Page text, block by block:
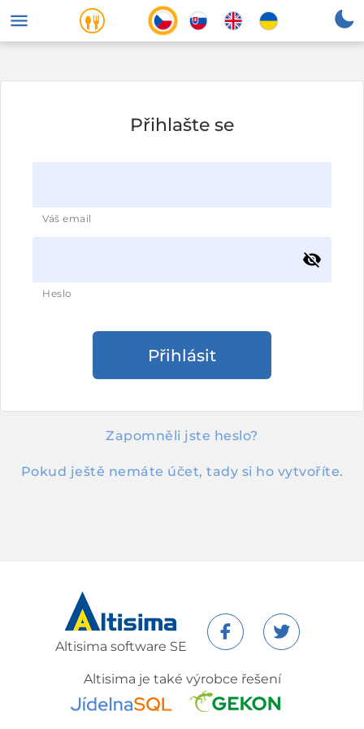
menu
Přihlašte se
Váš email
visibility_off
Heslo
Přihlásit
Zapomněli jste heslo?
Pokud ještě nemáte účet, tady si ho vytvoříte.
Altisima software SE
Altisima je také výrobce řešení